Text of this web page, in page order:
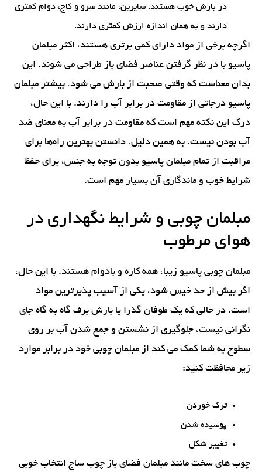
در بارش خوب هستند. سایرین، مانند سرو و کاج، دوام کمتری
دارند و به همان اندازه ارزش کمتری دارند.
اگرچه برخی از مواد دارای کمی برتری هستند، اکثر مبلمان
پاسیو با در نظر گرفتن عناصر فضای باز طراحی می شوند. این
بدان معناست که وقتی صحبت از بارش می شود، بیشتر مبلمان
پاسیو درجاتی از مقاومت در برابر آب را دارند. با این حال،
درک این نکته مهم است که مقاومت در برابر آب به معنای ضد
آب بودن نیست. به همین دلیل، دانستن بهترین راه‌ها برای
مراقبت از تمام مبلمان پاسیو بدون توجه به جنس، برای حفظ
شرایط خوب و ماندگاری آن بسیار مهم است.
مبلمان چوبی و شرایط نگهداری در
هوای مرطوب
مبلمان چوبی پاسیو زیبا، همه کاره و بادوام هستند. با این حال،
اگر بیش از حد خیس شود، یکی از آسیب پذیرترین مواد
است. در حالی که یک طوفان گذرا یا بارش برف گاه به گاه جای
نگرانی نیست، جلوگیری از نشستن و جمع شدن آب بر روی
سطوح به شما کمک می کند از مبلمان چوبی خود در برابر موارد
زیر محافظت کنید:
ترک خوردن
پوسیده شدن
تغییر شکل
چوب های سخت مانند مبلمان فضای باز چوب ساج انتخاب خوبی